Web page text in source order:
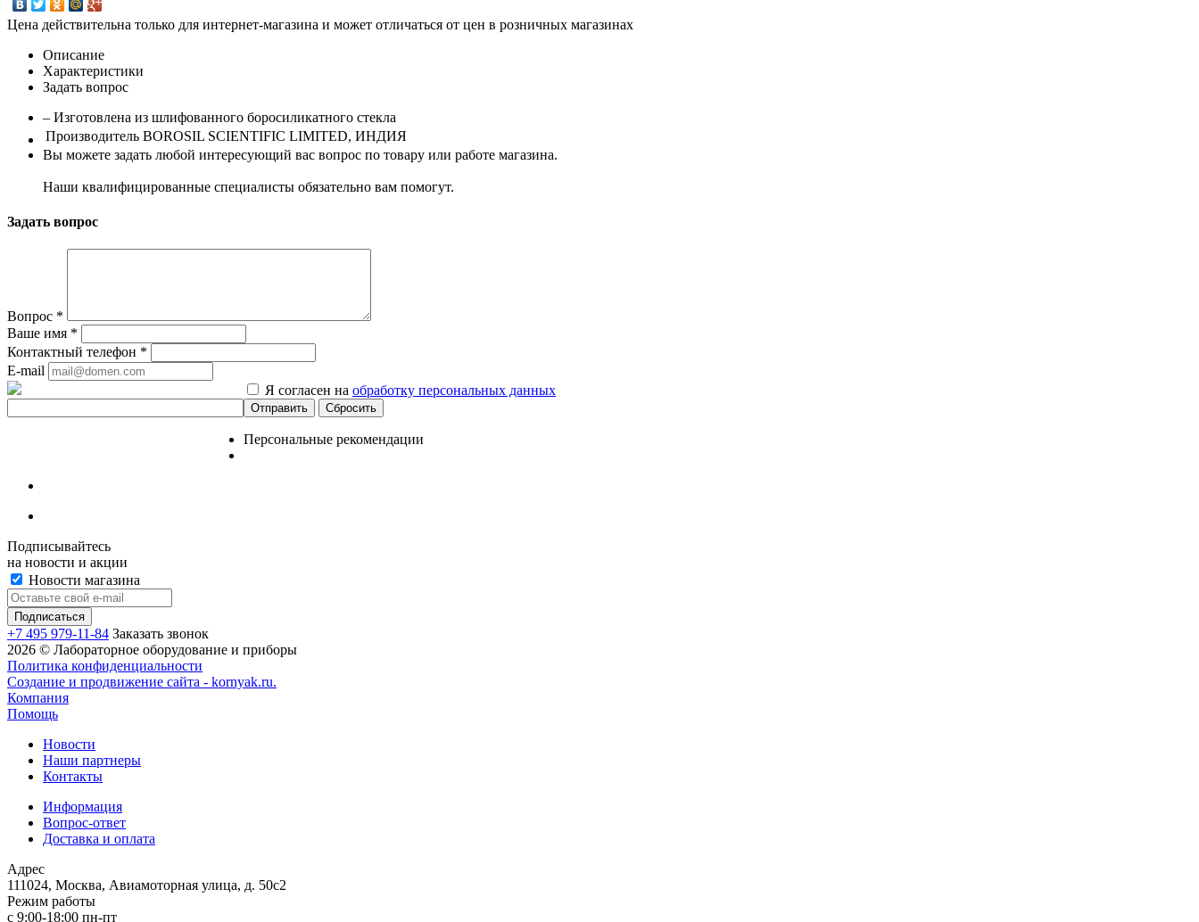
Цена действительна только для интернет-магазина и может отличаться от цен в розничных магазинах
Описание
Характеристики
Задать вопрос
– Изготовлена из шлифованного боросиликатного стекла
Производитель BOROSIL SCIENTIFIC LIMITED, ИНДИЯ
Вы можете задать любой интересующий вас вопрос по товару или работе магазина.
Наши квалифицированные специалисты обязательно вам помогут.
Задать вопрос
Вопрос *
Ваше имя *
Контактный телефон *
E-mail
Я согласен на обработку персональных данных
Сбросить
Персональные рекомендации
Подписывайтесь
на новости и акции
Новости магазина
+7 495 979-11-84 Заказать звонок
2026 © Лабораторное оборудование и приборы
Политика конфиденциальности
Создание и продвижение сайта - kornyak.ru.
Компания
Помощь
Новости
Наши партнеры
Контакты
Информация
Вопрос-ответ
Доставка и оплата
Адрес
111024, Москва, Авиамоторная улица, д. 50с2
Режим работы
с 9:00-18:00 пн-пт